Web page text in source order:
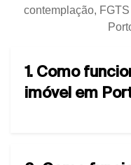
contemplação,
1. Como
imóvel em